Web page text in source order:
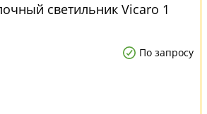
светильник Vicaro 1
По запросу